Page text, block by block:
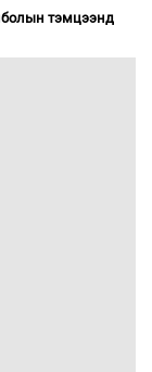
тэмцээнд